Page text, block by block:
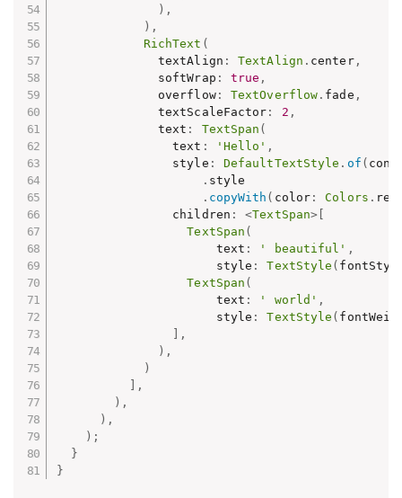
) ,
) ,
RichText (
              textAlign
: TextAlign . center,
              softWrap
: true ,
              overflow
: TextOverflow . fade ,
              textScaleFactor
: 2 ,
              text
: TextSpan (
                text
: 'Hello' ,
                style
: DefaultTextStyle . of (
. style
. copyWith ( color : Colors . red
                children
: <TextSpan>
TextSpan (
                      text
: ' beautiful' ,
                      style
: TextStyle (
TextSpan (
                      text
: ' world' ,
                      style
: TextStyle (
,
) ,
)
,
) ,
) ,
) ;
}
}